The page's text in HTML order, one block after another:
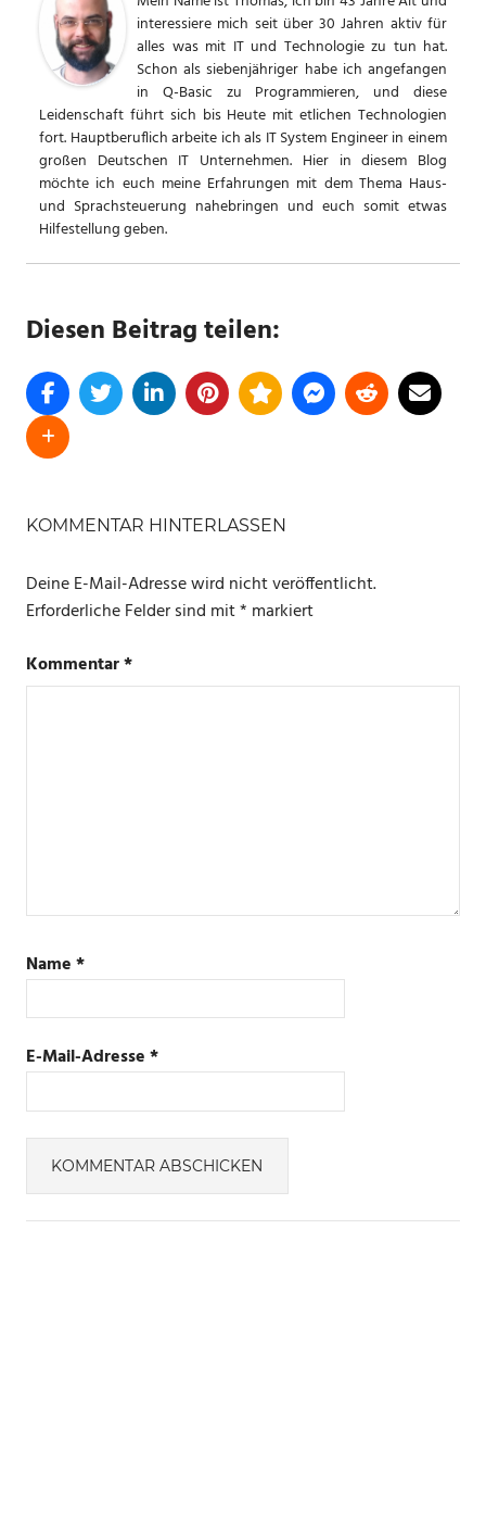
interessiere mich seit über 30 Jahren aktiv für
alles was mit IT und Technologie zu tun hat.
Schon als siebenjähriger habe ich angefangen
in Q-Basic zu Programmieren, und diese
Leidenschaft führt sich bis Heute mit etlichen Technologien
fort. Hauptberuflich arbeite ich als IT System Engineer in einem
großen Deutschen IT Unternehmen. Hier in diesem Blog
möchte ich euch meine Erfahrungen mit dem Thema Haus-
und Sprachsteuerung nahebringen und euch somit etwas
Hilfestellung geben.
Diesen Beitrag teilen:
BALKONKRAFTWERK
ANLAGE
STECKERFERTIGE
ANLAGE
KOMMENTAR HINTERLASSEN
Deine E-Mail-Adresse wird nicht veröffentlicht.
Erforderliche Felder sind mit* markiert
Kommentar*
Name*
E-Mail-Adresse*